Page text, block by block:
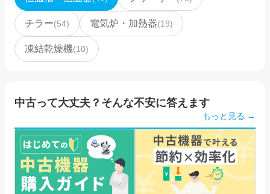
チラー(54) 電気炉・加熱器(19)
凍結乾燥機(10)
中古って大丈夫？そんな不安に答えます
もっと見る →